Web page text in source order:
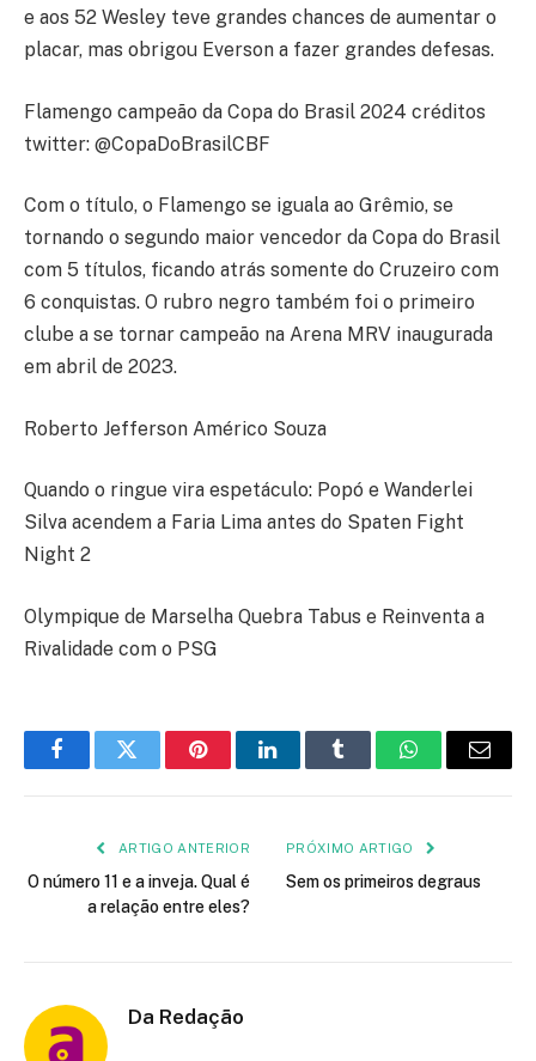
e aos 52 Wesley teve grandes chances de aumentar o
placar, mas obrigou Everson a fazer grandes defesas.
Flamengo campeão da Copa do Brasil 2024 créditos
twitter: @CopaDoBrasilCBF
Com o título, o Flamengo se iguala ao Grêmio, se
tornando o segundo maior vencedor da Copa do Brasil
com 5 títulos, ficando atrás somente do Cruzeiro com
6 conquistas. O rubro negro também foi o primeiro
clube a se tornar campeão na Arena MRV inaugurada
em abril de 2023.
Roberto Jefferson Américo Souza
Quando o ringue vira espetáculo: Popó e Wanderlei
Silva acendem a Faria Lima antes do Spaten Fight
Night 2
Olympique de Marselha Quebra Tabus e Reinventa a
Rivalidade com o PSG
FacebookTwitter PinterestLinkedInTumblr WhatsApp
E-
ARTIGO ANTERIOR
O número 11 e a inveja. Qual é
a relação entre eles?
PRÓXIMO ARTIGO
Sem os primeiros degraus
Da Redação